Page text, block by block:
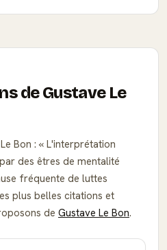
de Gustave Le
Bon :
L'interprétation
des êtres de mentalité
fréquente de luttes
plus belles citations et
de Gustave Le Bon.